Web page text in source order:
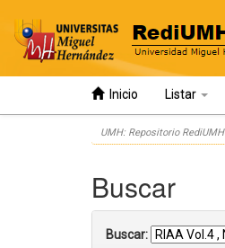
Inicio Listar
UMH: Repositorio RediUMH
Buscar
Buscar: